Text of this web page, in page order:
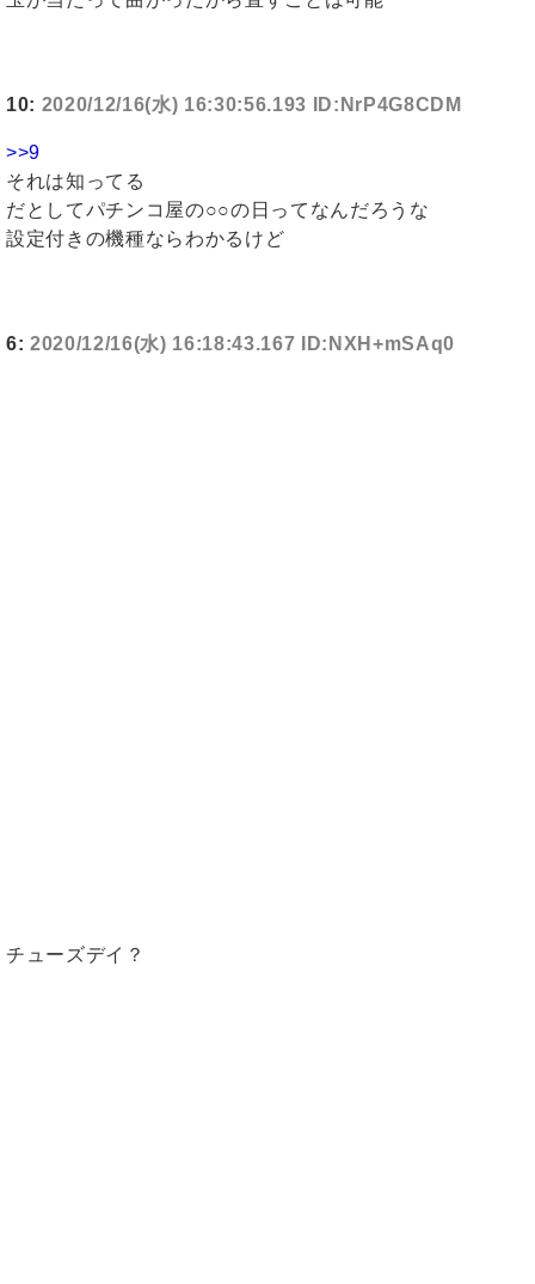
10: 2020/12/16(水) 16:30:56.193 ID:NrP4G8CDM
>>9
それは知ってる
だとしてパチンコ屋の○○の日ってなんだろうな
設定付きの機種ならわかるけど
6: 2020/12/16(水) 16:18:43.167 ID:NXH+mSAq0
チューズデイ？